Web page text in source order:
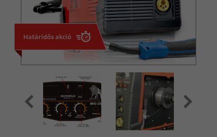
Határidős akció